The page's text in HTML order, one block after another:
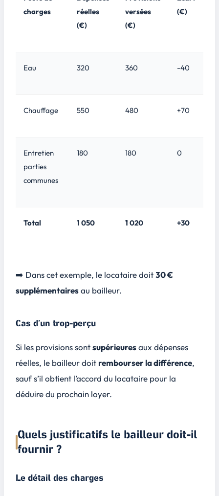
charges
réelles
(€)
versées
(€)
(€)
Eau 320 360 -40
Chauffage 550 480 +70
Entretien
parties
communes
180 180 0
Total 1 050 1 020 +30
➡️ Dans cet exemple, le locataire doit30 €
supplémentairesau bailleur.
Cas d’un trop-perçu
Si les provisions sontsupérieuresaux dépenses
réelles, le bailleur doit rembourser la différence,
sauf s’il obtient l’accord du locataire pour la
déduire du prochain loyer.
Quels justificatifs le bailleur doit-il
fournir ?
Le détail des charges